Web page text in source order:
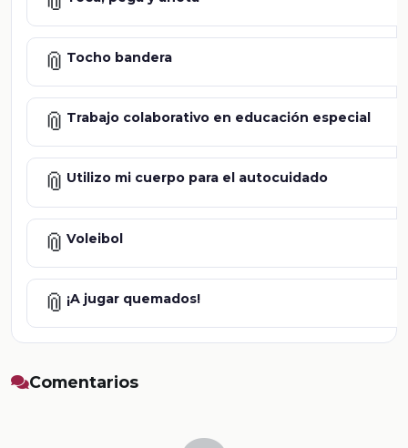
📎 Tocho bandera
📎 Trabajo colaborativo en educación especial
📎 Utilizo mi cuerpo para el autocuidado
📎 Voleibol
📎 ¡A jugar quemados!
Comentarios